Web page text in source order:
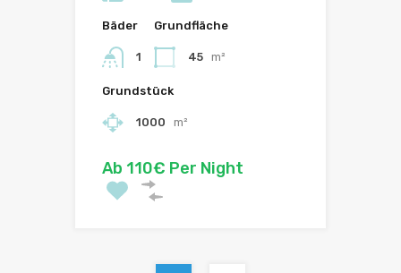
Bäder
1
Grundfläche
45 m²
Grundstück
1000 m²
Ab 110€ Per Night